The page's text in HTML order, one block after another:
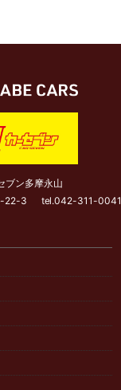
ブン多摩永山
22-3
tel.042-311-0041